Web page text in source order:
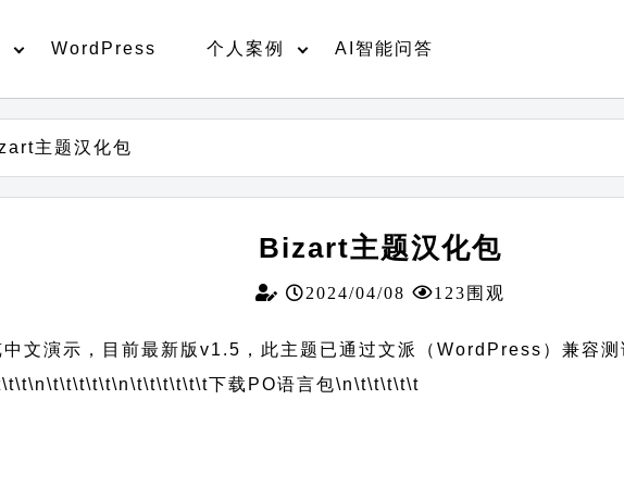
WordPress 个人案例 AI智能问答
主题汉化包
Bizart主题汉化包
2024/04/08 123围观
文演示，目前最新版v1.5，此主题已通过文派（WordPress）兼容
\n\t\t\t\t\t\n\t\t\t\t\t\t下载PO语言包\n\t\t\t\t\t